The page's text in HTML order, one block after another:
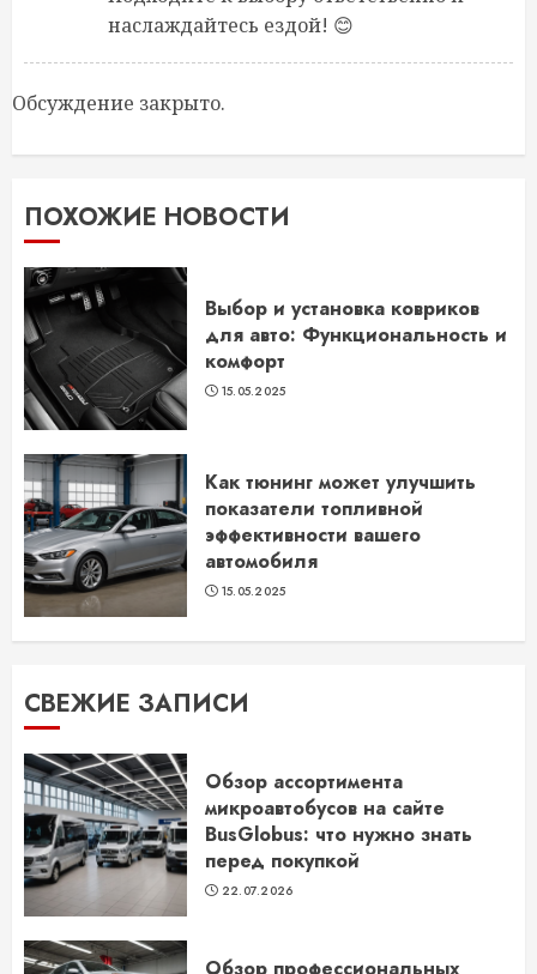
наслаждайтесь ездой! 😊
Обсуждение закрыто.
ПОХОЖИЕ НОВОСТИ
Выбор и установка ковриков
для авто: Функциональность и
комфорт
15.05.2025
Как тюнинг может улучшить
показатели топливной
эффективности вашего
автомобиля
15.05.2025
СВЕЖИЕ ЗАПИСИ
Обзор ассортимента
микроавтобусов на сайте
BusGlobus: что нужно знать
перед покупкой
22.07.2026
Обзор профессиональных